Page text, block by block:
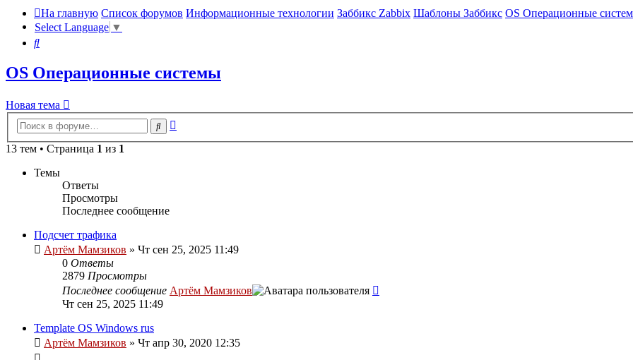
На главную Список форумов Информационные технологии Заббикс Zabbix Шаблоны Заббикс OS Операционные
Select Language ▼
Поиск
OS Операционные системы
Новая тема
Поиск
13 тем • Страница 1 из 1
Темы
Ответы
Просмотры
Последнее сообщение
Подсчет трафика
Артём Мамзиков » Чт сен 25, 2025 11:49
0 Ответы
2879 Просмотры
Последнее сообщение Артём Мамзиков
Чт сен 25, 2025 11:49
Template OS Windows rus
Артём Мамзиков » Чт апр 30, 2020 12:35